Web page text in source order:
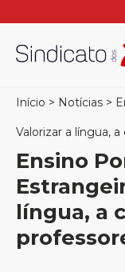
Início > Notícias >
Valorizar a língua,
Ensino
língua, a